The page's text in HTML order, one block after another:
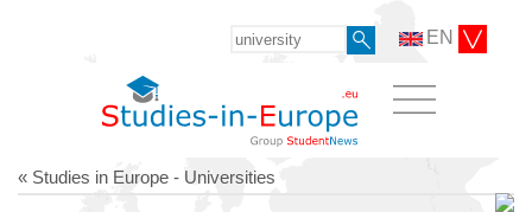
EN
« Studies in Europe - Universities